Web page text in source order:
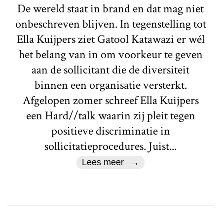
De wereld staat in brand en dat mag niet
onbeschreven blijven. In tegenstelling tot
Ella Kuijpers ziet Gatool Katawazi er wél
het belang van in om voorkeur te geven
aan de sollicitant die de diversiteit
binnen een organisatie versterkt.
Afgelopen zomer schreef Ella Kuijpers
een Hard//talk waarin zij pleit tegen
positieve discriminatie in
sollicitatieprocedures. Juist...
Lees meer